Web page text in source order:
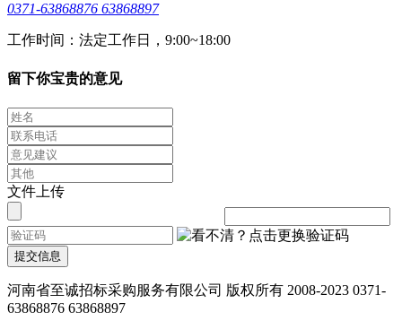
0371-63868876 63868897
工作时间：法定工作日，9:00~18:00
留下你宝贵的意见
文件上传
提交信息
河南省至诚招标采购服务有限公司 版权所有 2008-2023 0371-
63868876 63868897